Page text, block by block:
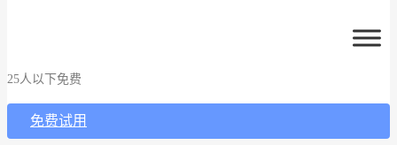
25人以下免费
免费试用